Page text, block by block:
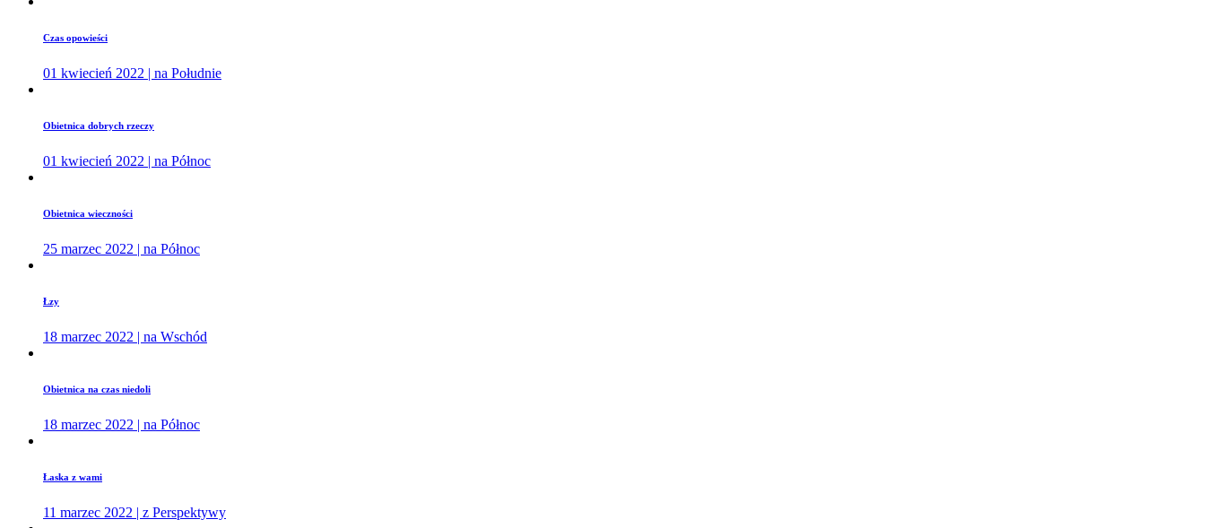
Czas opowieści
01 kwiecień 2022 | na Południe
Obietnica dobrych rzeczy
01 kwiecień 2022 | na Północ
Obietnica wieczności
25 marzec 2022 | na Północ
Łzy
18 marzec 2022 | na Wschód
Obietnica na czas niedoli
18 marzec 2022 | na Północ
Łaska z wami
11 marzec 2022 | z Perspektywy